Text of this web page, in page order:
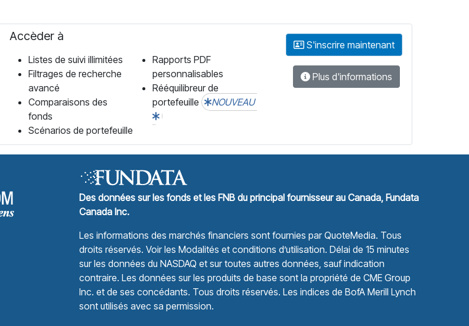
Accèder à
Listes de suivi illimitées
Filtrages de recherche
avancé
Comparaisons des
fonds
Scénarios de portefeuille
Rapports PDF
personnalisables
Rééquilibreur de
portefeuille
NOUVEAU
S'inscrire maintenant
Plus d'informations
Forum des Fonds Accueil
Des données sur les fonds et les FNB du principal fournisseur au Canada, Fundata
Canada Inc.
Les informations des marchés financiers sont fournies parQuoteMedia. Tous
droits réservés. Voir les Modalités et conditions d’utilisation. Délai de 15 minutes
sur les données du NASDAQ et sur toutes autres données, sauf indication
contraire. Les données sur les produits de base sont la propriété de CME Group
Inc. et de ses concédants. Tous droits réservés. Les indices de BofA Merill Lynch
sont utilisés avec sa permission.